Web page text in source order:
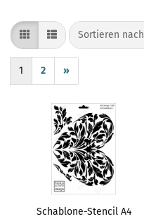
Sortieren nach
Sortieren nach
1 2 »
Schablone-Stencil A4